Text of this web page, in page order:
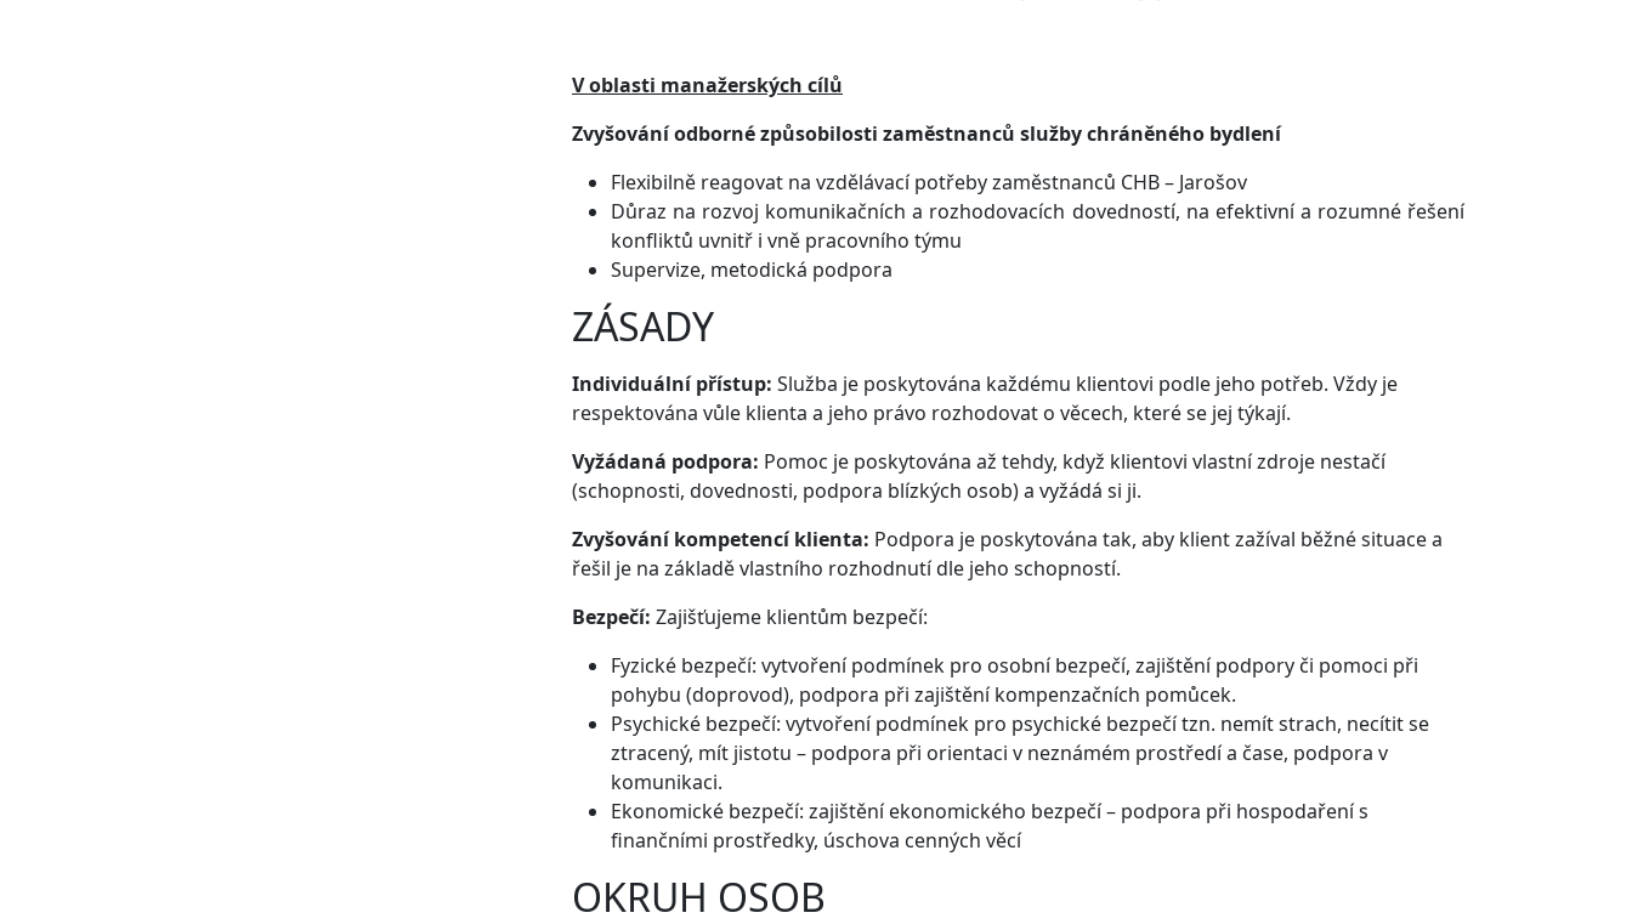
V oblasti manažerských cílů
Zvyšování odborné způsobilosti zaměstnanců služby chráněného bydlení
Flexibilně reagovat na vzdělávací potřeby zaměstnanců CHB – Jarošov
Důraz na rozvoj komunikačních a rozhodovacích dovedností, na efektivní a rozumné řešení
konfliktů uvnitř i vně pracovního týmu
Supervize, metodická podpora
ZÁSADY
Individuální přístup: Služba je poskytována každému klientovi podle jeho potřeb. Vždy je
respektována vůle klienta a jeho právo rozhodovat o věcech, které se jej týkají.
Vyžádaná podpora: Pomoc je poskytována až tehdy, když klientovi vlastní zdroje nestačí
(schopnosti, dovednosti, podpora blízkých osob) a vyžádá si ji.
Zvyšování kompetencí klienta: Podpora je poskytována tak, aby klient zažíval běžné situace a
řešil je na základě vlastního rozhodnutí dle jeho schopností.
Bezpečí: Zajišťujeme klientům bezpečí:
Fyzické bezpečí: vytvoření podmínek pro osobní bezpečí, zajištění podpory či pomoci při
pohybu (doprovod), podpora při zajištění kompenzačních pomůcek.
Psychické bezpečí: vytvoření podmínek pro psychické bezpečí tzn. nemít strach, necítit se
ztracený, mít jistotu – podpora při orientaci v neznámém prostředí a čase, podpora v
komunikaci.
Ekonomické bezpečí: zajištění ekonomického bezpečí – podpora při hospodaření s
finančními prostředky, úschova cenných věcí
OKRUH OSOB